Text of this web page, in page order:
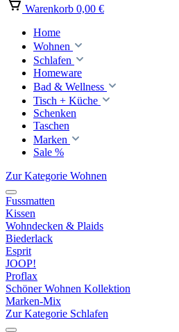
Warenkorb 0,00 €
Home
Wohnen
Schlafen
Homeware
Bad & Wellness
Tisch + Küche
Schenken
Taschen
Marken
Sale %
Zur Kategorie Wohnen
Fussmatten
Kissen
Wohndecken & Plaids
Biederlack
Esprit
JOOP!
Proflax
Schöner Wohnen Kollektion
Marken-Mix
Zur Kategorie Schlafen